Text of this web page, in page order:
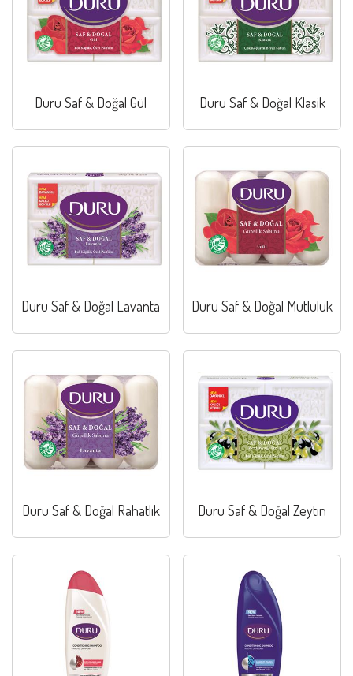
Duru Saf & Doğal Gül Duru Saf & Doğal Klasik
Duru Saf & Doğal Lavanta Duru Saf & Doğal Mutluluk
Duru Saf & Doğal Rahatlık Duru Saf & Doğal Zeytin